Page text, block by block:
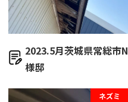
2023.5月茨城県常総市N
様邸
ネズミ